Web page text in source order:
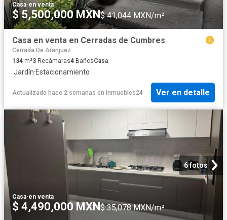
Casa·en venta
$ 5,500,000 MXN$ 41,044 MXN/m²
Casa en venta en Cerradas de Cumbres
Cerrada De Aranjuez
134 m²3 Recámaras4 BañosCasa
·Jardín·Estacionamiento
Actualizado hace 2 semanas en Inmuebles24 Ver en detalle
6 fotos
Casa·en venta
$ 4,490,000 MXN$ 35,078 MXN/m²